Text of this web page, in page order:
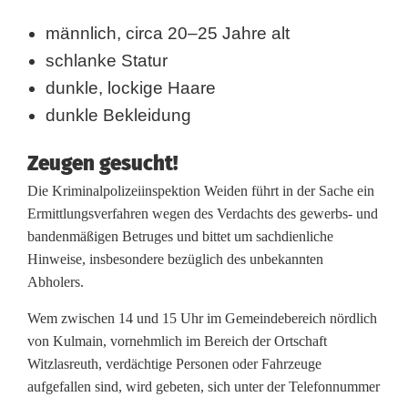
r
e
r
t
a
u
s
n
d
männlich, circa 20–25 Jahre alt
schlanke Statur
dunkle, lockige Haare
dunkle Bekleidung
Zeugen gesucht!
Die Kriminalpolizeiinspektion Weiden führt in der Sache ein
Ermittlungsverfahren wegen des Verdachts des gewerbs- und
bandenmäßigen Betruges und bittet um sachdienliche
Hinweise, insbesondere bezüglich des unbekannten
Abholers.
Wem zwischen 14 und 15 Uhr im Gemeindebereich nördlich
von Kulmain, vornehmlich im Bereich der Ortschaft
Witzlasreuth, verdächtige Personen oder Fahrzeuge
aufgefallen sind, wird gebeten, sich unter der Telefonnummer